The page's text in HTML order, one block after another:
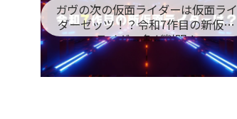
ガヴの次の仮面ライダーは仮面ライ
ダーゼッツ！？令和7作目の新仮面
ライダー名が判明！